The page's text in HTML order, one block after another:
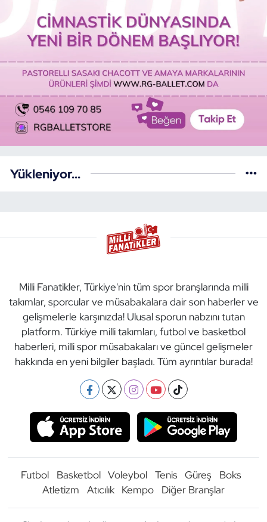
Yükleniyor...
Milli Fanatikler, Türkiye'nin tüm spor branşlarında milli
takımlar, sporcular ve müsabakalara dair son haberler ve
gelişmelerle karşınızda! Ulusal sporun nabzını tutan
platform. Türkiye milli takımları, futbol ve basketbol
haberleri, milli spor müsabakaları ve güncel gelişmeler
hakkında en yeni bilgiler başladı. Tüm ayrıntılar burada!
Futbol Basketbol Voleybol Tenis Güreş
Boks
Atletizm
Atıcılık Kempo Diğer Branşlar